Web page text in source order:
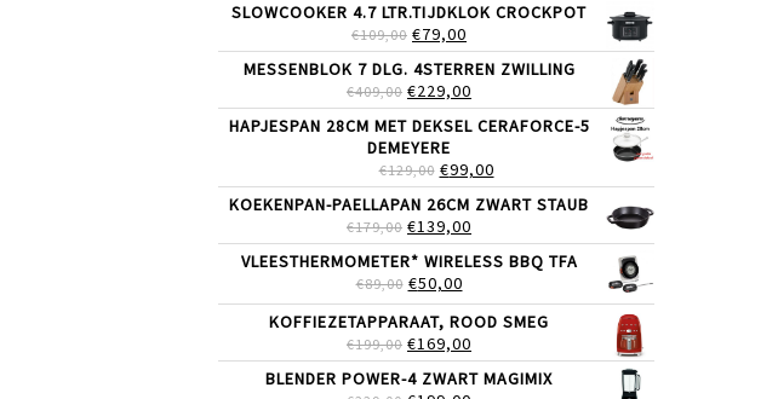
SLOWCOOKER 4.7 LTR.TIJDKLOK CROCKPOT
€109,00 OORSPRONKELIJKE
PRIJS
WAS:
€109,00.
€79,00
PRIJS
IS:
€79,00.
MESSENBLOK 7 DLG. 4STERREN ZWILLING
€409,00 OORSPRONKELIJKE
PRIJS
WAS:
€409,00.
€229,00
PRIJS
IS:
HAPJESPAN 28CM MET DEKSEL CERAFORCE-5
DEMEYERE
€129,00 OORSPRONKELIJKE
PRIJS
WAS:
€129,00.
€99,00HUIDIGE
PRIJS
IS:
KOEKENPAN-PAELLAPAN 26CM ZWART STAUB
€179,00 OORSPRONKELIJKE
PRIJS
WAS:
€179,00.
€139,00
PRIJS
IS:
VLEESTHERMOMETER* WIRELESS BBQ TFA
€89,00 OORSPRONKELIJKE
PRIJS
WAS:
€89,00.
€50,00HUIDIGE
PRIJS
IS:
€50,00.
KOFFIEZETAPPARAAT, ROOD SMEG
€199,00 OORSPRONKELIJKE
PRIJS
WAS:
€169,00
PRIJS
IS:
BLENDER POWER-4 ZWART MAGIMIX